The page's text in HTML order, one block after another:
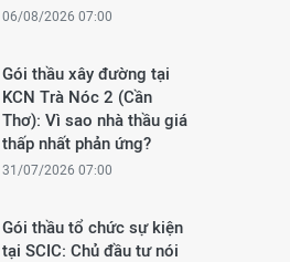
06/08/2026 07:00
Gói thầu xây đường tại
KCN Trà Nóc 2 (Cần
Thơ): Vì sao nhà thầu giá
thấp nhất phản ứng?
31/07/2026 07:00
Gói thầu tổ chức sự kiện
tại SCIC: Chủ đầu tư nói